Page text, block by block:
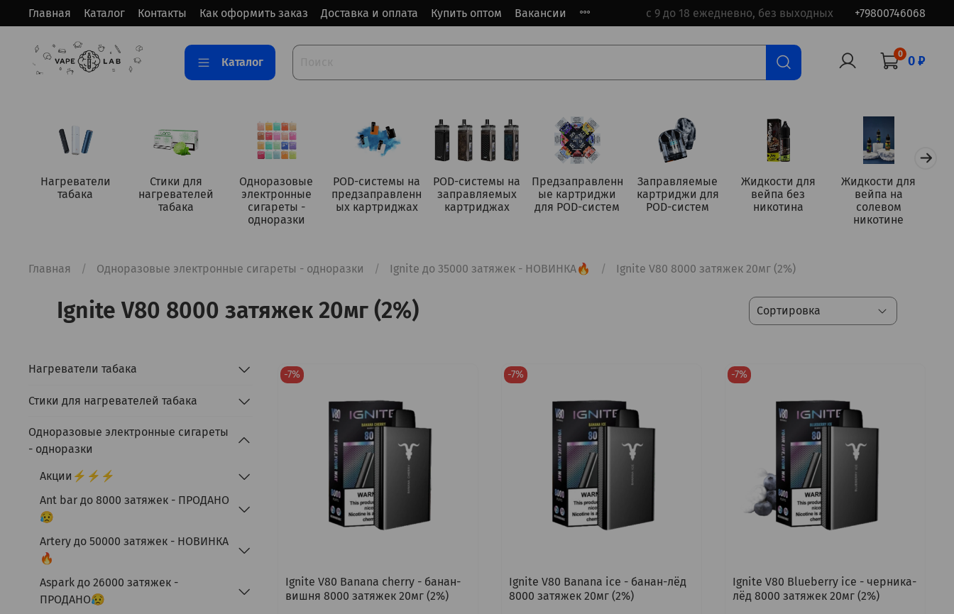
Главная Каталог Контакты Как оформить заказ Доставка и оплата Купить оптом Вакансии с 9 до 18 ежедневно, без выходных +79800746068
Каталог
0 0 ₽
Нагреватели
табака
Стики для
нагревателей
табака
Одноразовые
электронные
сигареты -
одноразки
POD-системы на
предзаправленн
ых картриджах
POD-системы на
заправляемых
картриджах
Предзаправленн
ые картриджи
для POD-систем
Заправляемые
картриджи для
POD-систем
Жидкости для
вейпа без
никотина
Жидкости для
вейпа на
солевом
никотине
Главная Одноразовые электронные сигареты - одноразки Ignite до 35000 затяжек - НОВИНКА🔥 Ignite V80 8000 затяжек 20мг (2%)
Ignite V80 8000 затяжек 20мг (2%)
-7%
Ignite V80 Banana cherry - банан-
вишня 8000 затяжек 20мг (2%)
-7%
Ignite V80 Banana ice - банан-лёд
8000 затяжек 20мг (2%)
-7%
Ignite V80 Blueberry ice - черника-
лёд 8000 затяжек 20мг (2%)
Нагреватели табака
Стики для нагревателей табака
Одноразовые электронные сигареты
- одноразки
Акции⚡⚡⚡
Ant bar до 8000 затяжек - ПРОДАНО
😥
Artery до 50000 затяжек - НОВИНКА
🔥
Aspark до 26000 затяжек -
ПРОДАНО😥